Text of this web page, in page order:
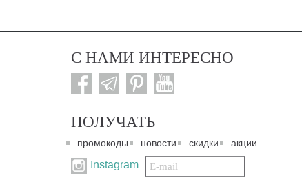
С НАМИ ИНТЕРЕСНО
ПОЛУЧАТЬ
промокоды новости скидки акции
Instagram
Подписаться
на